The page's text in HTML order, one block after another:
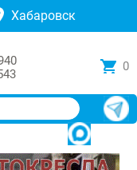
Хабаровск
0